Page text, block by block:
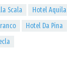
Scala Hotel Aquila
Hotel Da Pina